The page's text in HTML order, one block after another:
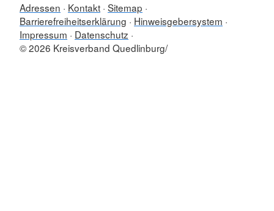
Adressen Kontakt Sitemap
Barrierefreiheitserklärung
Hinweisgebersystem
Impressum
Datenschutz
© 2026 Kreisverband Quedlinburg/